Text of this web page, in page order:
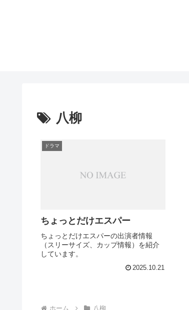
八柳
ドラマ
ちょっとだけエスパー
ちょっとだけエスパーの出演者情報
（スリーサイズ、カップ情報）を紹介
しています。
2025.10.21
ホーム 八柳